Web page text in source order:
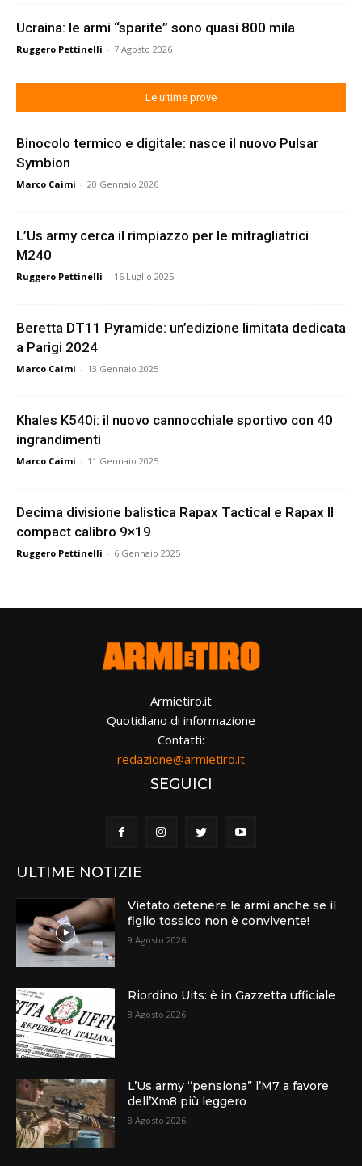
Ucraina: le armi “sparite” sono quasi 800 mila
Ruggero Pettinelli - 7 Agosto 2026
Le ultime prove
Binocolo termico e digitale: nasce il nuovo Pulsar
Symbion
Marco Caimi - 20 Gennaio 2026
L’Us army cerca il rimpiazzo per le mitragliatrici
M240
Ruggero Pettinelli - 16 Luglio 2025
Beretta DT11 Pyramide: un’edizione limitata dedicata
a Parigi 2024
Marco Caimi - 13 Gennaio 2025
Khales K540i: il nuovo cannocchiale sportivo con 40
ingrandimenti
Marco Caimi - 11 Gennaio 2025
Decima divisione balistica Rapax Tactical e Rapax II
compact calibro 9×19
Ruggero Pettinelli - 6 Gennaio 2025
Armietiro.it
Quotidiano di informazione
Contatti:
redazione@armietiro.it
SEGUICI
ULTIME NOTIZIE
Vietato detenere le armi anche se il
figlio tossico non è convivente!
9 Agosto 2026
Riordino Uits: è in Gazzetta ufficiale
8 Agosto 2026
L’Us army “pensiona” l’M7 a favore
dell’Xm8 più leggero
8 Agosto 2026